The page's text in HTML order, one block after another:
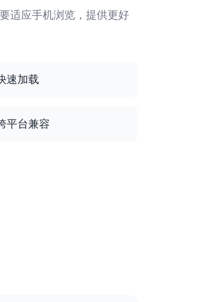
适应手机浏览，提供更好
速加载
平台兼容